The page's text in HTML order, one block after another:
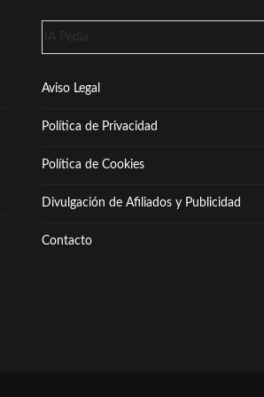
Aviso Legal
Política de Privacidad
Política de Cookies
Divulgación de Afiliados y Publicidad
Contacto